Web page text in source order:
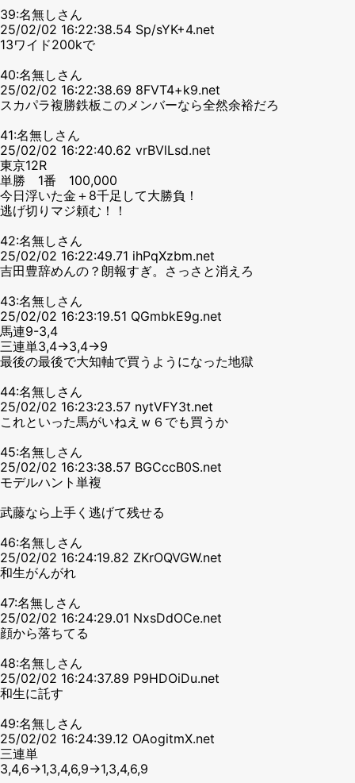
39:名無しさん
25/02/02 16:22:38.54 Sp/sYK+4.net
13ワイド200kで
40:名無しさん
25/02/02 16:22:38.69 8FVT4+k9.net
スカパラ複勝鉄板このメンバーなら全然余裕だろ
41:名無しさん
25/02/02 16:22:40.62 vrBVlLsd.net
東京12R
単勝 1番 100,000
今日浮いた金＋8千足して大勝負！
逃げ切りマジ頼む！！
42:名無しさん
25/02/02 16:22:49.71 ihPqXzbm.net
吉田豊辞めんの？朗報すぎ。さっさと消えろ
43:名無しさん
25/02/02 16:23:19.51 QGmbkE9g.net
馬連9-3,4
三連単3,4→3,4→9
最後の最後で大知軸で買うようになった地獄
44:名無しさん
25/02/02 16:23:23.57 nytVFY3t.net
これといった馬がいねえｗ６でも買うか
45:名無しさん
25/02/02 16:23:38.57 BGCccB0S.net
モデルハント単複
武藤なら上手く逃げて残せる
46:名無しさん
25/02/02 16:24:19.82 ZKrOQVGW.net
和生がんがれ
47:名無しさん
25/02/02 16:24:29.01 NxsDdOCe.net
顔から落ちてる
48:名無しさん
25/02/02 16:24:37.89 P9HDOiDu.net
和生に託す
49:名無しさん
25/02/02 16:24:39.12 OAogitmX.net
三連単
3,4,6→1,3,4,6,9→1,3,4,6,9